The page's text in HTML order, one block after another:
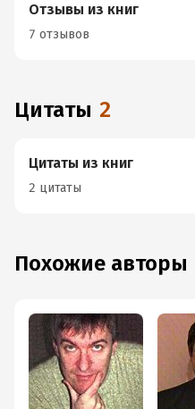
Отзывы из книг
7 отзывов
Цитаты 2
Цитаты из книг
2 цитаты
Похожие авторы